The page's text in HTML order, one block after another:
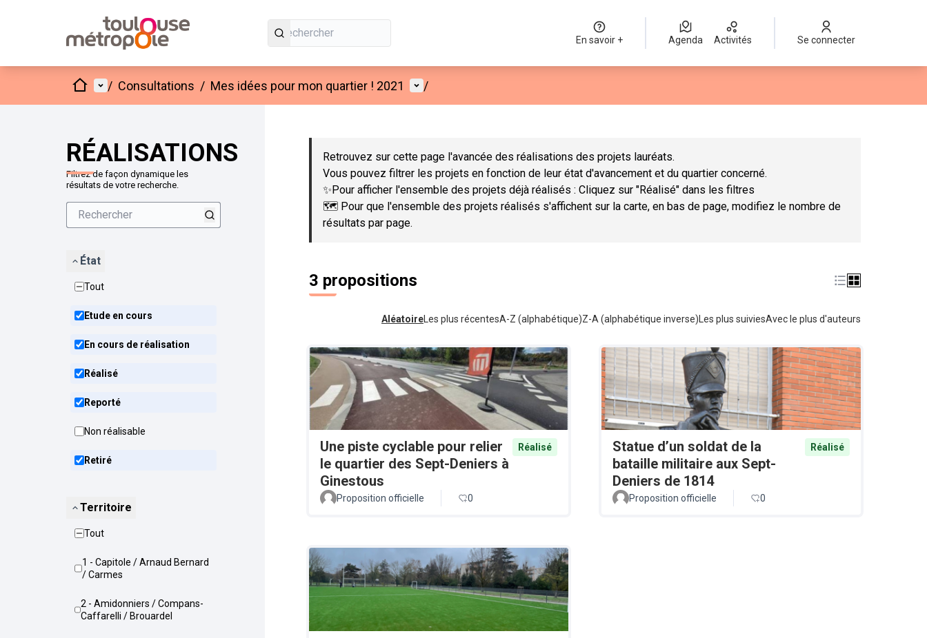
En savoir + Agenda Activités Se connecter
AccueilMenu principal
/ Consultations / Mes idées pour mon quartier ! 2021 Menu utilisateur
/
RÉALISATIONS
Filtrez de façon dynamique les
résultats de votre recherche.
État
Tout
Etude en cours
En cours de réalisation
Réalisé
Reporté
Non réalisable
Retiré
Territoire
Tout
1 - Capitole / Arnaud Bernard
/ Carmes
2 - Amidonniers / Compans-
Caffarelli / Brouardel
Passer la carte
Retrouvez sur cette page l'avancée des réalisations des projets lauréats.
Vous pouvez filtrer les projets en fonction de leur état d'avancement et du quartier concerné.
✨Pour afficher l'ensemble des projets déjà réalisés : Cliquez sur "Réalisé" dans les filtres
🗺️ Pour que l'ensemble des projets réalisés s'affichent sur la carte, en bas de page, modifiez le nombre de
résultats par page.
3 propositions
Aléatoire Les plus récentesA-Z (alphabétique)Z-A (alphabétique inverse) Les plus suiviesAvec le plus d'auteurs
Une piste cyclable pour relier
le quartier des Sept-Deniers à
Ginestous
Réalisé
Proposition officielle 0
Statue d’un soldat de la
bataille militaire aux Sept-
Deniers de 1814
Réalisé
Proposition officielle 0